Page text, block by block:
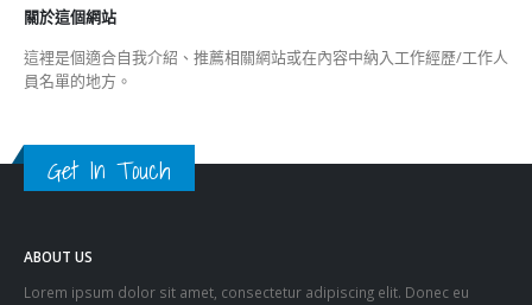
關於這個網站
這裡是個適合自我介紹、推薦相關網站或在內容中納入工作經歷/工作人
員名單的地方。
Get In Touch
ABOUT US
Lorem ipsum dolor sit amet, consectetur adipiscing elit. Donec eu